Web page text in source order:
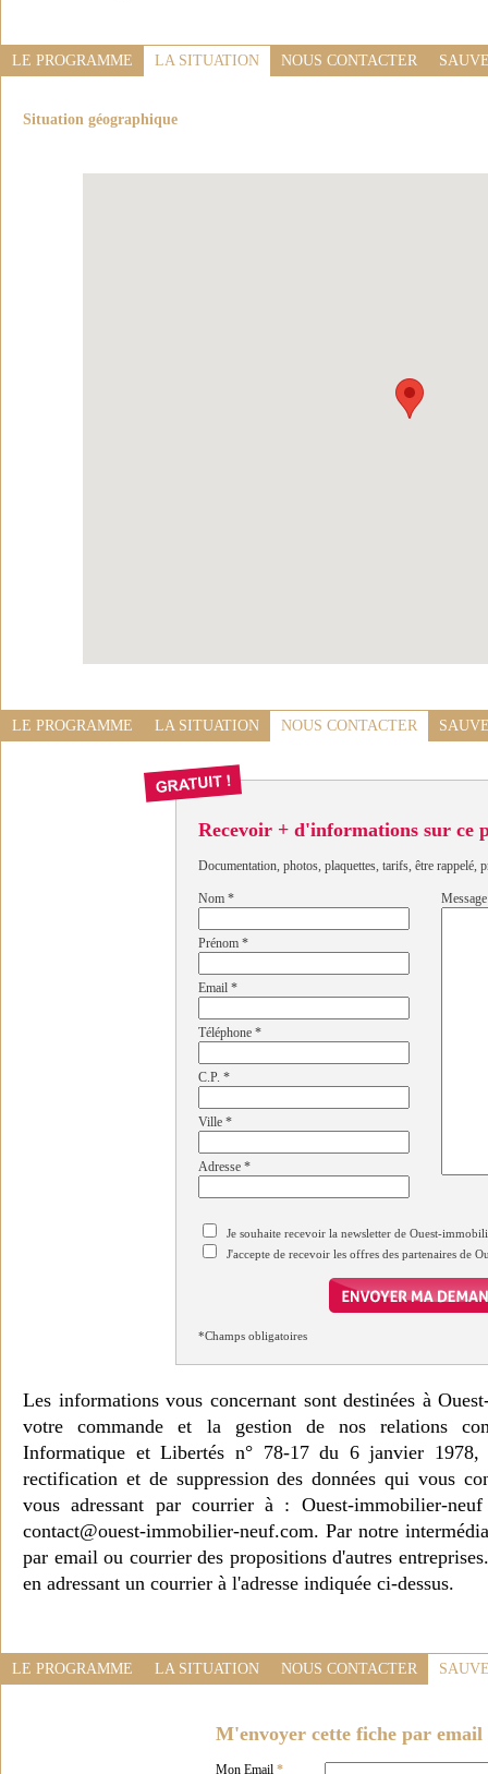
LE PROGRAMME LA SITUATION NOUS CONTACTER
Situation géographique
LE PROGRAMME LA SITUATION NOUS CONTACTER
Recevoir + d'informations sur ce
Documentation, photos, plaquettes, tarifs, être rappelé,
Nom *
Prénom *
Email *
Téléphone *
C.P. *
Ville *
Adresse *
Message
Je souhaite recevoir la newsletter de Ouest-
J'accepte de recevoir les offres des partenaires de
*Champs obligatoires
Les informations vous concernant sont destinées à
votre commande et la gestion de nos relations
Informatique et Libertés n° 78-17 du 6 janvier 1978,
rectification et de suppression des données qui vous
vous adressant par courrier à : Ouest-immobilier-
contact@ouest-immobilier-neuf.com. Par notre
par email ou courrier des propositions d'autres
en adressant un courrier à l'adresse indiquée ci-dessus.
LE PROGRAMME LA SITUATION NOUS CONTACTER
M'envoyer cette fiche par email
Mon Email *